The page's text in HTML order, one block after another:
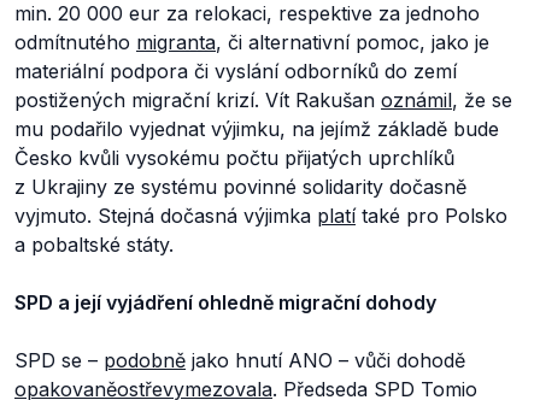
min. 20 000 eur za relokaci, respektive za jednoho
odmítnutého migranta, či alternativní pomoc, jako je
materiální podpora či vyslání odborníků do zemí
postižených migrační krizí. Vít Rakušan oznámil, že se
mu podařilo vyjednat výjimku, na jejímž základě bude
Česko kvůli vysokému počtu přijatých uprchlíků
z Ukrajiny ze systému povinné solidarity dočasně
vyjmuto. Stejná dočasná výjimka platítaké pro Polsko
a pobaltské státy.
SPD a její vyjádření ohledně migrační dohody
SPD se – podobně jako hnutí ANO – vůči dohodě
opakovaněostřevymezovala. Předseda SPD Tomio